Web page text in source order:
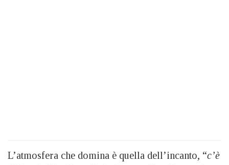
L’atmosfera che domina è quella dell’incanto, “c’è